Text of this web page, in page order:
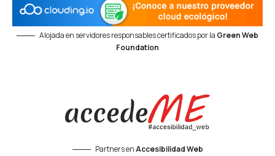
Alojada en servidores responsables certificados por la Green Web
Foundation
Partners enAccesibilidad Web